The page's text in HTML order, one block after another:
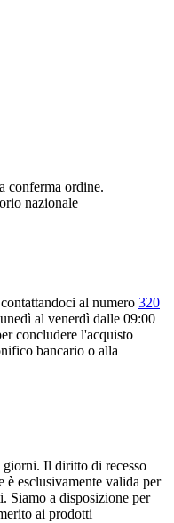
conferma ordine.
nazionale
al numero 320
al venerdì dalle 09:00
concludere l'acquisto
bancario o alla
Il diritto di recesso
è esclusivamente valida per
Siamo a disposizione per
ai prodotti